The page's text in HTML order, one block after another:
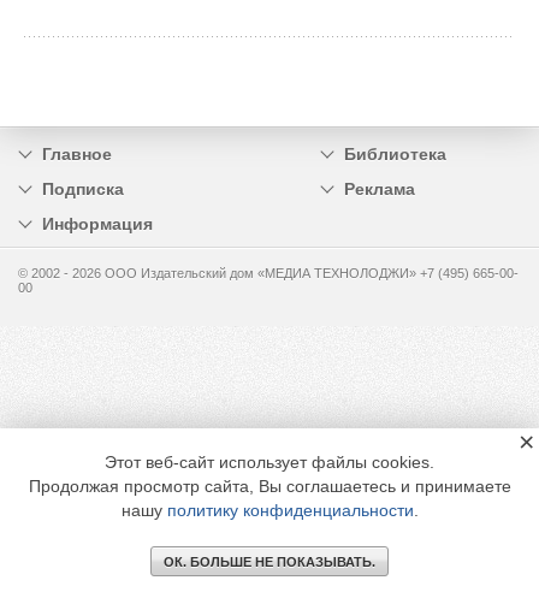
Главное
Библиотека
Подписка
Реклама
Информация
© 2002 - 2026 OOO Издательский дом «МЕДИА ТЕХНОЛОДЖИ» +7 (495) 665-00-
00
Этот веб-сайт использует файлы cookies.
Продолжая просмотр сайта, Вы соглашаетесь и принимаете
нашу политику конфиденциальности
ОК. БОЛЬШЕ НЕ ПОКАЗЫВАТЬ.
×